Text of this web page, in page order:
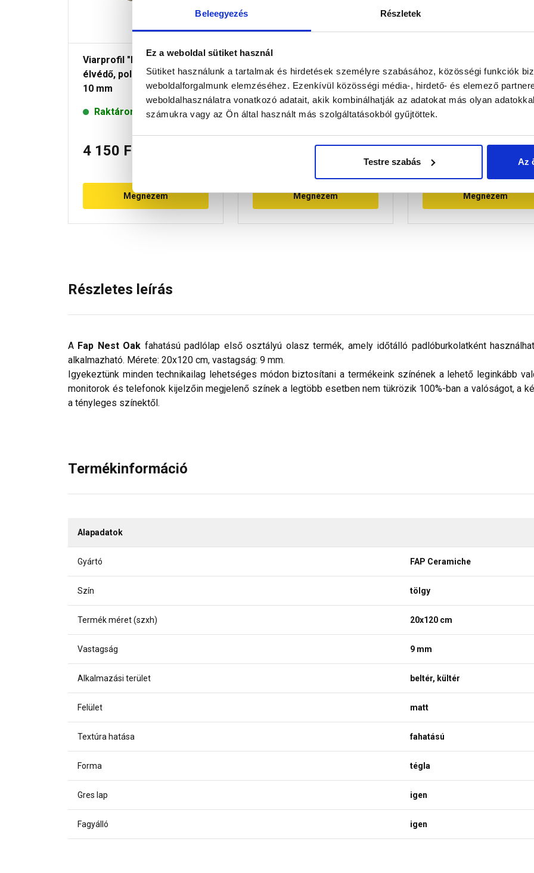
Beleegyezés Részletek
Ez a weboldal sütiket használ
Sütiket használunk a tartalmak és hirdetések személyre szabásához, közösségi funkciók
weboldalforgalmunk elemzéséhez. Ezenkívül közösségi média-, hirdető- és elemező
weboldalhasználatra vonatkozó adatait, akik kombinálhatják az adatokat más olyan
számukra vagy az Ön által használt más szolgáltatásokból gyűjtöttek.
Testre szabás Az
Viarprofil "L" szögletes
élvédő, polír króm, 270 cm x
10 mm
Raktáron
4 150 Ft
Megnézem
króm, 270 cm x 15 mm
Raktáron
/ db
Megnézem
fugázó 135, aranypor 5
Raktáron
4 580 Ft/ db
916 Ft / kg
Megnézem
Részletes leírás
A Fap Nest Oak fahatású padlólap első osztályú olasz termék, amely időtálló padlóburkolatként
alkalmazható. Mérete: 20x120 cm, vastagság: 9 mm.
Igyekeztünk minden technikailag lehetséges módon biztosítani a termékeink színének a lehető leginkább
monitorok és telefonok kijelzőin megjelenő színek a legtöbb esetben nem tükrözik 100%-ban a valóságot, a
a tényleges színektől.
Termékinformáció
Alapadatok
Gyártó FAP Ceramiche
Szín tölgy
Termék méret (szxh) 20x120 cm
Vastagság 9 mm
Alkalmazási terület beltér, kültér
Felület matt
Textúra hatása fahatású
Forma tégla
Gres lap igen
Fagyálló igen